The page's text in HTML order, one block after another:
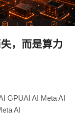
，而是算力
GPUAI AI Meta AI
AI